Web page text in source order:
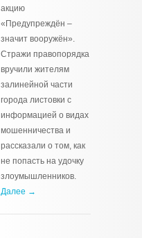
акцию
«Предупреждён –
значит вооружён».
Стражи правопорядка
вручили жителям
залинейной части
города листовки с
информацией о видах
мошенничества и
рассказали о том, как
не попасть на удочку
злоумышленников.
Далее →